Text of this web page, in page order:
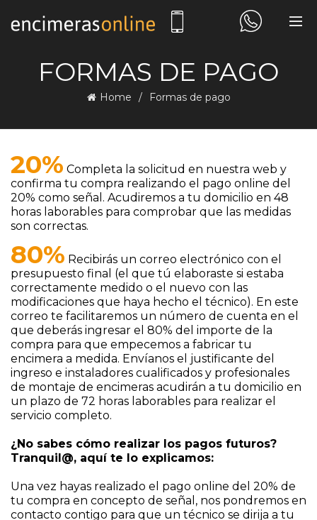
FORMAS DE PAGO
Home Formas de pago
20% Completa la solicitud en nuestra web y
confirma tu compra realizando el pago online del
20% como señal. Acudiremos a tu domicilio en 48
horas laborables para comprobar que las medidas
son correctas.
80% Recibirás un correo electrónico con el
presupuesto final (el que tú elaboraste si estaba
correctamente medido o el nuevo con las
modificaciones que haya hecho el técnico). En este
correo te facilitaremos un número de cuenta en el
que deberás ingresar el 80% del importe de la
compra para que empecemos a fabricar tu
encimera a medida. Envíanos el justificante del
ingreso e instaladores cualificados y profesionales
de montaje de encimeras acudirán a tu domicilio en
un plazo de 72 horas laborables para realizar el
servicio completo.
¿No sabes cómo realizar los pagos futuros?
Tranquil@, aquí te lo explicamos:
Una vez hayas realizado el pago online del 20% de
tu compra en concepto de señal, nos pondremos en
contacto contigo para que un técnico se dirija a tu